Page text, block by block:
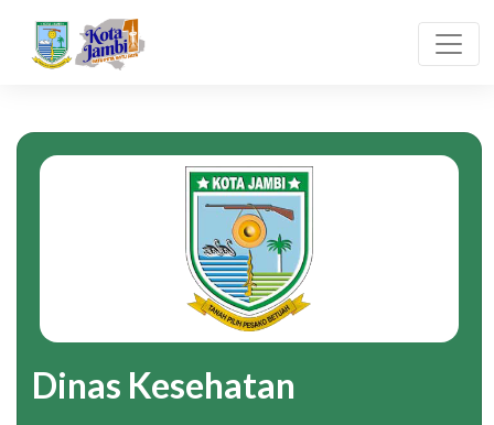
Dinas Kesehatan